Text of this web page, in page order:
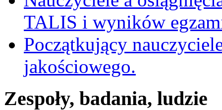
TALIS i wyników
Początkujący
jakościowego.
Zespoły, badania, ludzie